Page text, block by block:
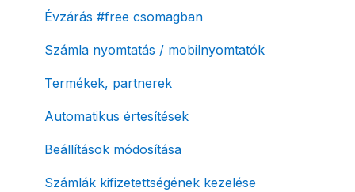
Évzárás #free csomagban
Számla nyomtatás / mobilnyomtatók
Termékek, partnerek
Automatikus értesítések
Beállítások módosítása
Számlák kifizetettségének kezelése